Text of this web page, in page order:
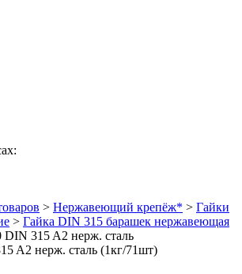
> Нержавеющий крепёж* > Гайки
> Гайка DIN 315 барашек нержавеющая
315 A2 нерж. сталь